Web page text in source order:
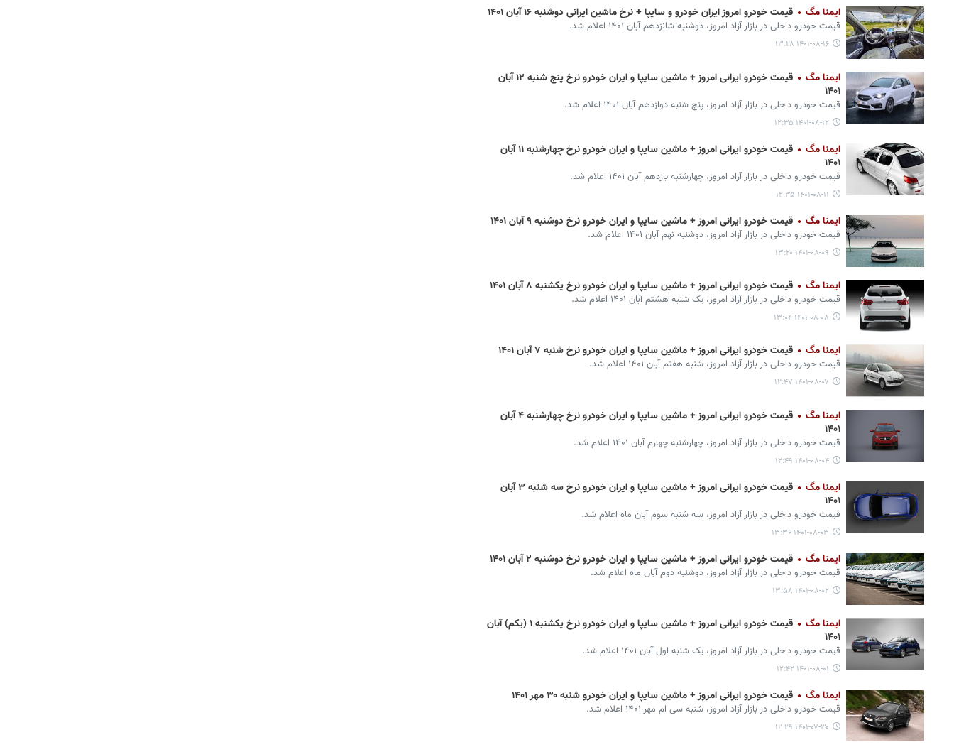
ایمنا مگ قیمت خودرو امروز ایران خودرو و سایپا + نرخ ماشین ایرانی دوشنبه ۱۶ آبان ۱۴۰۱
قیمت خودرو داخلی در بازار آزاد امروز، دوشنبه شانزدهم آبان ۱۴۰۱ اعلام شد.
۱۴۰۱-۰۸-۱۶ ۱۳:۲۸
ایمنا مگ
قیمت خودرو ایرانی امروز + ماشین سایپا و ایران خودرو نرخ پنج شنبه ۱۲ آبان
۱۴۰۱
قیمت خودرو داخلی در بازار آزاد امروز، پنج شنبه دوازدهم آبان ۱۴۰۱ اعلام شد.
۱۴۰۱-۰۸-۱۲ ۱۲:۳۵
ایمنا مگ
قیمت خودرو ایرانی امروز + ماشین سایپا و ایران خودرو نرخ چهارشنبه ۱۱ آبان
۱۴۰۱
قیمت خودرو داخلی در بازار آزاد امروز، چهارشنبه یازدهم آبان ۱۴۰۱ اعلام شد.
۱۴۰۱-۰۸-۱۱ ۱۲:۳۵
ایمنا مگ قیمت خودرو ایرانی امروز + ماشین سایپا و ایران خودرو نرخ دوشنبه ۹ آبان ۱۴۰۱
قیمت خودرو داخلی در بازار آزاد امروز، دوشنبه نهم آبان ۱۴۰۱ اعلام شد.
۱۴۰۱-۰۸-۰۹ ۱۳:۲۰
ایمنا مگ قیمت خودرو ایرانی امروز + ماشین سایپا و ایران خودرو نرخ یکشنبه ۸ آبان ۱۴۰۱
قیمت خودرو داخلی در بازار آزاد امروز، یک شنبه هشتم آبان ۱۴۰۱ اعلام شد.
۱۴۰۱-۰۸-۰۸ ۱۳:۰۴
ایمنا مگ قیمت خودرو ایرانی امروز + ماشین سایپا و ایران خودرو نرخ شنبه ۷ آبان ۱۴۰۱
قیمت خودرو داخلی در بازار آزاد امروز، شنبه هفتم آبان ۱۴۰۱ اعلام شد.
۱۴۰۱-۰۸-۰۷ ۱۲:۴۷
ایمنا مگ
قیمت خودرو ایرانی امروز + ماشین سایپا و ایران خودرو نرخ چهارشنبه ۴ آبان
۱۴۰۱
قیمت خودرو داخلی در بازار آزاد امروز، چهارشنبه چهارم آبان ۱۴۰۱ اعلام شد.
۱۴۰۱-۰۸-۰۴ ۱۲:۴۹
ایمنا مگ
قیمت خودرو ایرانی امروز + ماشین سایپا و ایران خودرو نرخ سه شنبه ۳ آبان
۱۴۰۱
قیمت خودرو داخلی در بازار آزاد امروز، سه شنبه سوم آبان ماه اعلام شد.
۱۴۰۱-۰۸-۰۳ ۱۳:۳۶
ایمنا مگ قیمت خودرو ایرانی امروز + ماشین سایپا و ایران خودرو نرخ دوشنبه ۲ آبان ۱۴۰۱
قیمت خودرو داخلی در بازار آزاد امروز، دوشنبه دوم آبان ماه اعلام شد.
۱۴۰۱-۰۸-۰۲ ۱۳:۵۸
ایمنا مگ
قیمت خودرو ایرانی امروز + ماشین سایپا و ایران خودرو نرخ یکشنبه ۱ (یکم) آبان
۱۴۰۱
قیمت خودرو داخلی در بازار آزاد امروز، یک شنبه اول آبان ۱۴۰۱ اعلام شد.
۱۴۰۱-۰۸-۰۱ ۱۲:۴۲
ایمنا مگ قیمت خودرو ایرانی امروز + ماشین سایپا و ایران خودرو شنبه ۳۰ مهر ۱۴۰۱
قیمت خودرو داخلی در بازار آزاد امروز، شنبه سی ام مهر ۱۴۰۱ اعلام شد.
۱۴۰۱-۰۷-۳۰ ۱۲:۲۹